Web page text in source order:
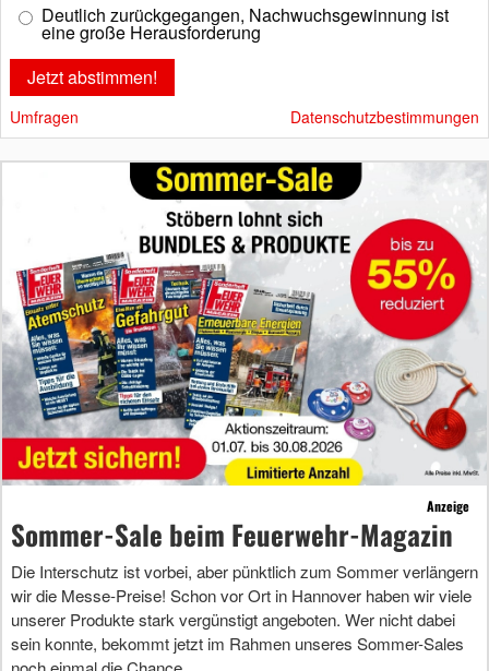
Deutlich zurückgegangen, Nachwuchsgewinnung ist
eine große Herausforderung
Umfragen Datenschutzbestimmungen
Anzeige
Sommer-Sale beim Feuerwehr-Magazin
Die Interschutz ist vorbei, aber pünktlich zum Sommer verlängern
wir die Messe-Preise! Schon vor Ort in Hannover haben wir viele
unserer Produkte stark vergünstigt angeboten. Wer nicht dabei
sein konnte, bekommt jetzt im Rahmen unseres Sommer-Sales